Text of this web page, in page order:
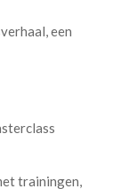
een
trainingen,